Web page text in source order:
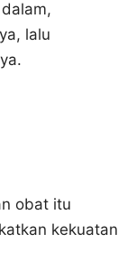
lalu
obat itu
kekuatan